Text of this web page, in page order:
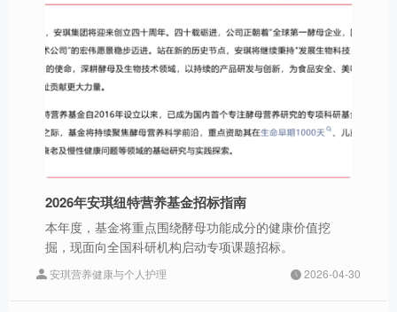
2026年安琪纽特营养基金招标指南
本年度，基金将重点围绕酵母功能成分的健康价值挖
掘，现面向全国科研机构启动专项课题招标。
安琪营养健康与个人护理 2026-04-30